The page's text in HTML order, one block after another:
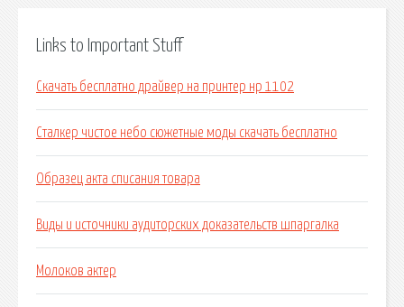
Links to Important Stuff
Скачать бесплатно драйвер на принтер нр 1102
Сталкер чистое небо сюжетные моды скачать бесплатно
Образец акта списания товара
Виды и источники аудиторских доказательств шпаргалка
Молоков актер